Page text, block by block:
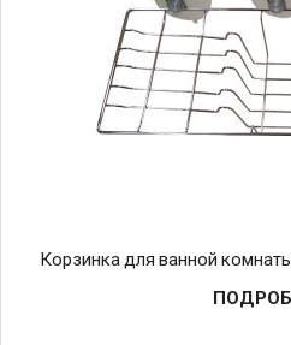
Корзинка для ванной